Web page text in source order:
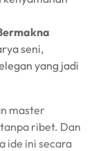
seni,
yang jadi
master
ribet. Dan
ide ini secara